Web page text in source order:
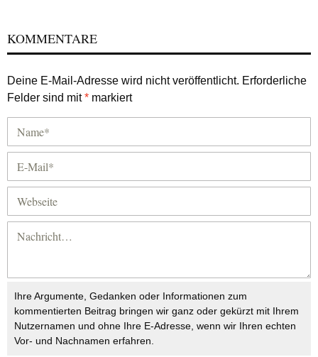
KOMMENTARE
Deine E-Mail-Adresse wird nicht veröffentlicht. Erforderliche
Felder sind mit* markiert
Ihre Argumente, Gedanken oder Informationen zum
kommentierten Beitrag bringen wir ganz oder gekürzt mit Ihrem
Nutzernamen und ohne Ihre E-Adresse, wenn wir Ihren echten
Vor- und Nachnamen erfahren.